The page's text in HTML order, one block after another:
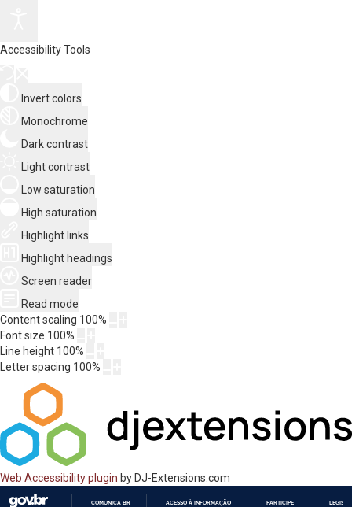
Accessibility Tools
Invert colors
Monochrome
Dark contrast
Light contrast
Low saturation
High saturation
Highlight links
Highlight headings
Screen reader
Read mode
Content scaling 100%
Font size 100%
Line height 100%
Letter spacing 100%
Web Accessibility plugin by DJ-Extensions.com
COMUNICA BR ACESSO À INFORMAÇÃO PARTICIPE